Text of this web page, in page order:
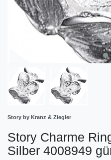
Story by Kranz & Ziegler
Story Charme
Silber 4008949